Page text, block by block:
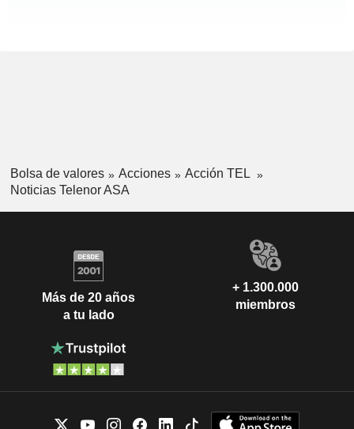
Bolsa de valores Acciones
Acción TEL
Noticias Telenor ASA
Más de 20 años
a tu lado
+ 1.300.000
miembros